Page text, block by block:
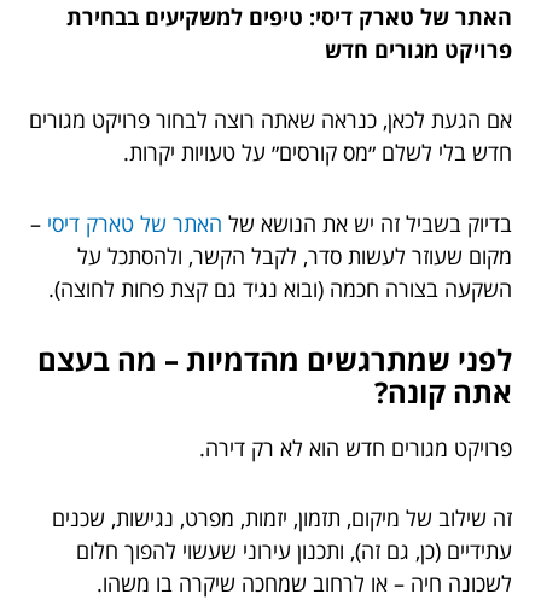
האתר של טארק דיסי: טיפים למשקיעים בבחירת
פרויקט מגורים חדש
אם הגעת לכאן, כנראה שאתה רוצה לבחור פרויקט מגורים
חדש בלי לשלם ״מס קורסים״ על טעויות יקרות.
בדיוק בשביל זה יש את הנושא של האתר של טארק דיסי –
מקום שעוזר לעשות סדר, לקבל הקשר, ולהסתכל על
השקעה בצורה חכמה (ובוא נגיד גם קצת פחות לחוצה).
לפני שמתרגשים מהדמיות – מה בעצם
אתה קונה?
פרויקט מגורים חדש הוא לא רק דירה.
זה שילוב של מיקום, תזמון, יזמות, מפרט, נגישות, שכנים
עתידיים (כן, גם זה), ותכנון עירוני שעשוי להפוך חלום
לשכונה חיה – או לרחוב שמחכה שיקרה בו משהו.